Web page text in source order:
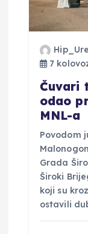
a
7
Čuvari
odao
MNL-a
Povodom
Grada
Široki
koji su
ostavili